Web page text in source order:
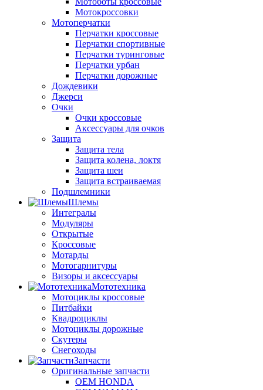
Мотокроссовки
Мотоперчатки
Перчатки кроссовые
Перчатки спортивные
Перчатки туринговые
Перчатки урбан
Перчатки дорожные
Дождевики
Джерси
Очки
Очки кроссовые
Аксессуары для очков
Защита
Защита тела
Защита колена, локтя
Защита шеи
Защита встраиваемая
Подшлемники
Шлемы
Интегралы
Модуляры
Открытые
Кроссовые
Мотарды
Мотогарнитуры
Визоры и аксессуары
Мототехника
Мотоциклы кроссовые
Питбайки
Квадроциклы
Мотоциклы дорожные
Скутеры
Снегоходы
Запчасти
Оригинальные запчасти
OEM HONDA